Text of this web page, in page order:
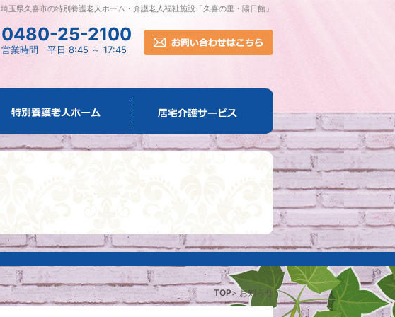
埼玉県久喜市の特別養護老人ホーム・介護老人福祉施設「久喜の里・陽日館」
0480-25-2100
営業時間 平日 8:45 ～ 17:45
TOP> お知らせ